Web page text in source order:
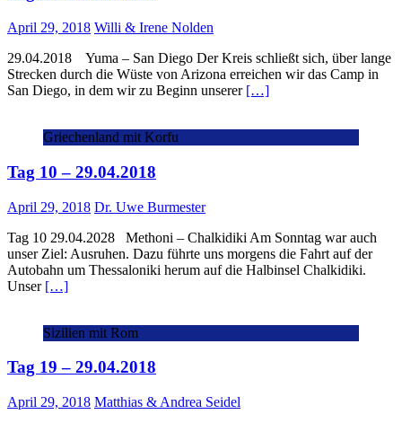
April 29, 2018 Willi & Irene Nolden
29.04.2018 Yuma – San Diego Der Kreis schließt sich, über lange
Strecken durch die Wüste von Arizona erreichen wir das Camp in
San Diego, in dem wir zu Beginn unserer […]
Griechenland mit Korfu
Tag 10 – 29.04.2018
April 29, 2018 Dr. Uwe Burmester
Tag 10 29.04.2028 Methoni – Chalkidiki Am Sonntag war auch
unser Ziel: Ausruhen. Dazu führte uns morgens die Fahrt auf der
Autobahn um Thessaloniki herum auf die Halbinsel Chalkidiki.
Unser […]
Sizilien mit Rom
Tag 19 – 29.04.2018
April 29, 2018 Matthias & Andrea Seidel